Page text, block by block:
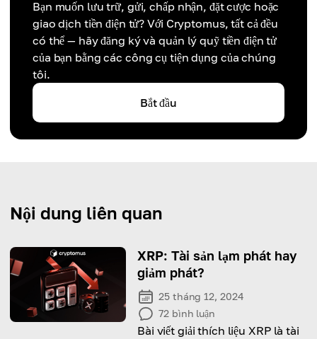
Bạn muốn lưu trữ, gửi, chấp nhận, đặt cược hoặc
giao dịch tiền điện tử? Với Cryptomus, tất cả đều
có thể — hãy đăng ký và quản lý quỹ tiền điện tử
của bạn bằng các công cụ tiện dụng của chúng
tôi.
Bắt đầu
Nội dung liên quan
XRP: Tài sản lạm phát hay
giảm phát?
25 tháng 12, 2024
72 bình luận
Bài viết giải thích liệu XRP là tài